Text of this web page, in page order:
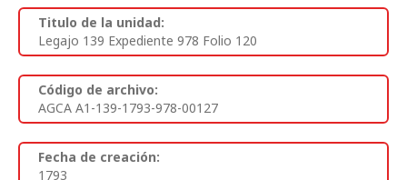
Titulo de la unidad:
Legajo 139 Expediente 978 Folio 120
Código de archivo:
AGCA A1-139-1793-978-00127
Fecha de creación:
1793